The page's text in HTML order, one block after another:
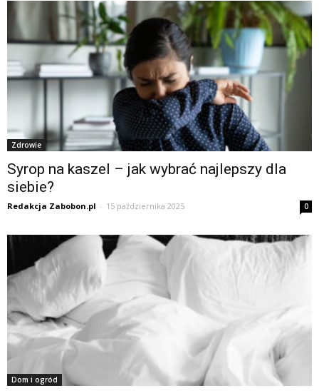
Zdrowie
Syrop na kaszel – jak wybrać najlepszy dla
siebie?
Redakcja Zabobon.pl - 15 października 2025 0
Dom i ogród